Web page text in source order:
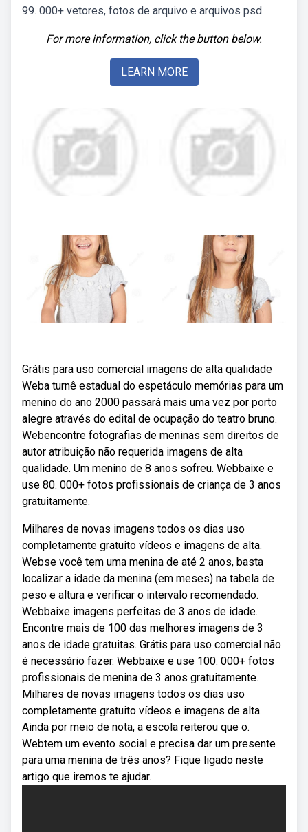
99. 000+ vetores, fotos de arquivo e arquivos psd.
For more information, click the button below.
LEARN MORE
Grátis para uso comercial imagens de alta qualidade
Weba turnê estadual do espetáculo memórias para um
menino do ano 2000 passará mais uma vez por porto
alegre através do edital de ocupação do teatro bruno.
Webencontre fotografias de meninas sem direitos de
autor atribuição não requerida imagens de alta
qualidade. Um menino de 8 anos sofreu. Webbaixe e
use 80. 000+ fotos profissionais de criança de 3 anos
gratuitamente.
Milhares de novas imagens todos os dias uso
completamente gratuito vídeos e imagens de alta.
Webse você tem uma menina de até 2 anos, basta
localizar a idade da menina (em meses) na tabela de
peso e altura e verificar o intervalo recomendado.
Webbaixe imagens perfeitas de 3 anos de idade.
Encontre mais de 100 das melhores imagens de 3
anos de idade gratuitas. Grátis para uso comercial não
é necessário fazer. Webbaixe e use 100. 000+ fotos
profissionais de menina de 3 anos gratuitamente.
Milhares de novas imagens todos os dias uso
completamente gratuito vídeos e imagens de alta.
Ainda por meio de nota, a escola reiterou que o.
Webtem um evento social e precisa dar um presente
para uma menina de três anos? Fique ligado neste
artigo que iremos te ajudar.